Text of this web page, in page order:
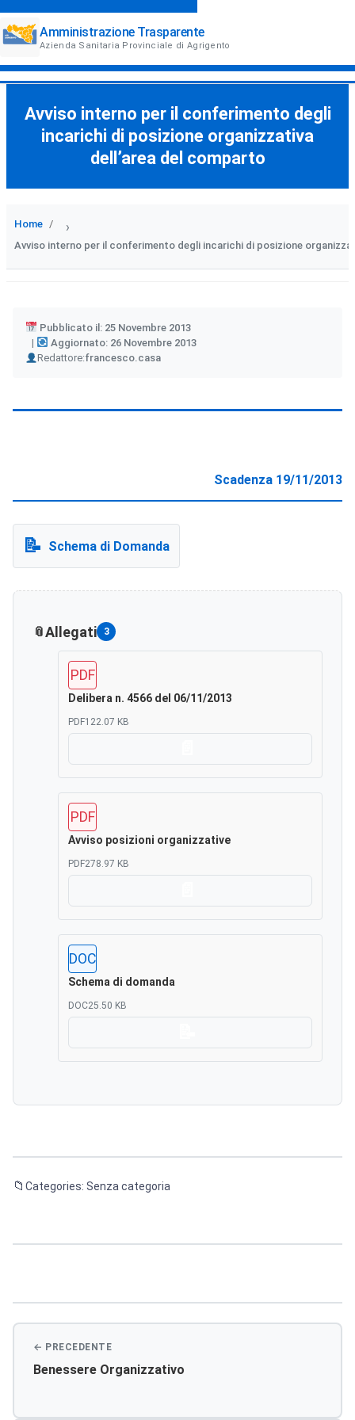
Amministrazione Trasparente
Azienda Sanitaria Provinciale di Agrigento
Avviso interno per il conferimento degli
incarichi di posizione organizzativa
dell’area del comparto
Home ›
Avviso interno per il conferimento degli incarichi di posizione
Pubblicato il: 25 Novembre 2013
Aggiornato: 26 Novembre 2013
Redattore:
Author francesco.casa
Scadenza 19/11/2013
Schema di Domanda
Allegati 3
PDF
Delibera n. 4566 del 06/11/2013
PDF122.07 KB
PDF
Avviso posizioni organizzative
PDF278.97 KB
DOC
Schema di domanda
DOC25.50 KB
Categories: Senza categoria
Benessere Organizzativo